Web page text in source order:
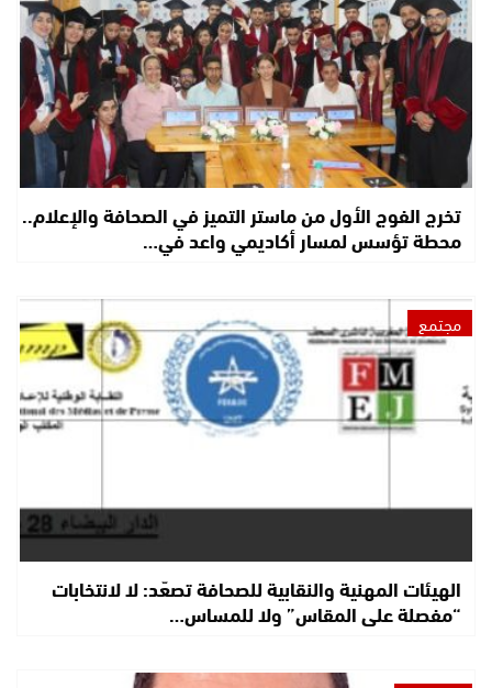
تخرج الفوج الأول من ماستر التميز في الصحافة والإعلام..
محطة تؤسس لمسار أكاديمي واعد في…
مجتمع
الهيئات المهنية والنقابية للصحافة تصعّد: لا لانتخابات
“مفصلة على المقاس” ولا للمساس…